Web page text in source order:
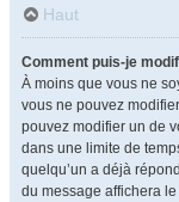
Haut
Comment puis-je
À moins que vous ne
vous ne pouvez
pouvez modifier un de
dans une limite de
quelqu’un a déjà
du message affichera